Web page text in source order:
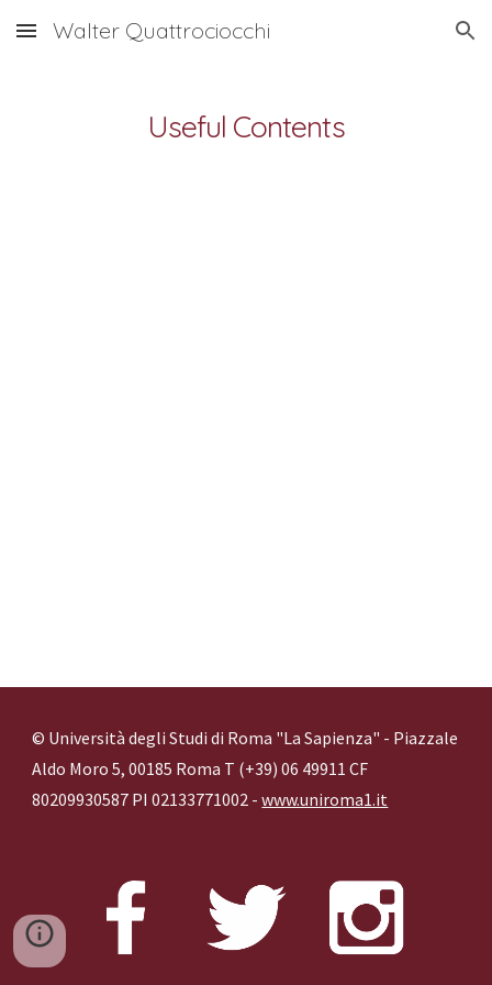
Skip to main content Skip to navigation
Walter Quattrociocchi
Useful Contents
© Università degli Studi di Roma "La Sapienza" - Piazzale
Aldo Moro 5, 00185 Roma T (+39) 06 49911 CF
80209930587 PI 02133771002 -www.uniroma1.it